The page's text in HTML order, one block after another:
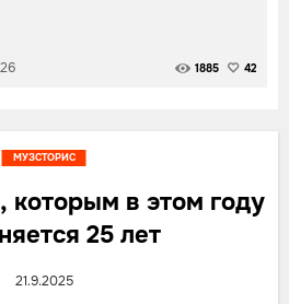
1885 42
которым в этом году
25 лет
21.9.2025
МУЗСТОРИС